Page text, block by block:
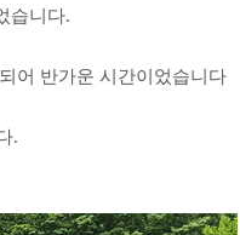
습니다.
어 반가운 시간이었습니다
.